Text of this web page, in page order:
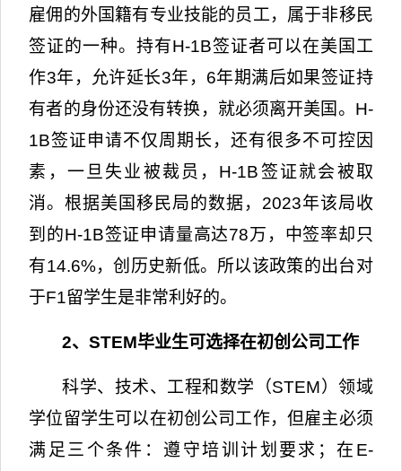
雇佣的外国籍有专业技能的员工，属于非移民
签证的一种。持有H-1B签证者可以在美国工
作3年，允许延长3年， 6年期满后如果签证持
有者的身份还没有转换，就必须离开美国。 H-
1B签证申请不仅周期长，还有很多不可控因
素，一旦失业被裁员， H-1B签证就会被取
消。根据美国移民局的数据， 2023年该局收
到的H-1B签证申请量高达78万，中签率却只
有14.6%，创历史新低。所以该政策的出台对
于F1留学生是非常利好的。
2、STEM毕业生可选择在初创公司工作
科学、技术、工程和数学（STEM）领域
学位留学生可以在初创公司工作，但雇主必须
满足三个条件：遵守培训计划要求；在 E-